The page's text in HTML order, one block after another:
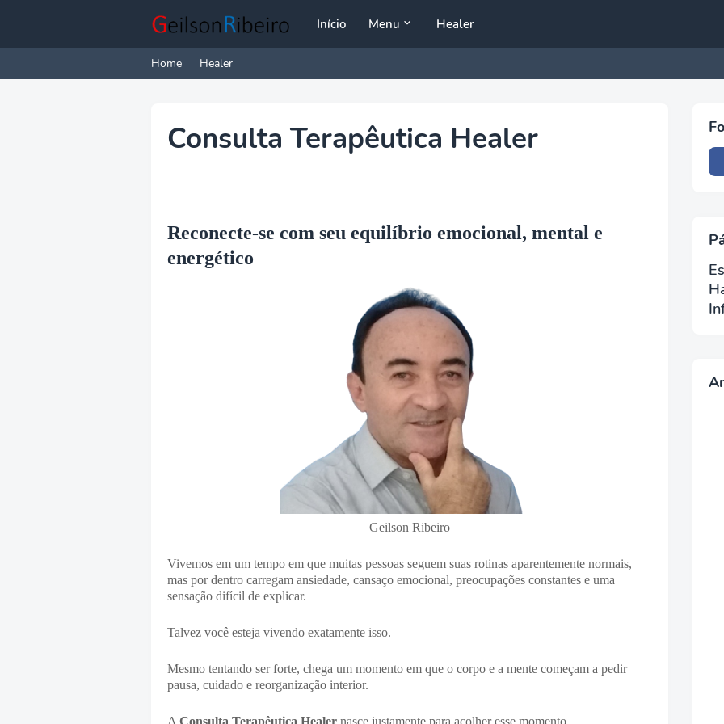
Início Menu Healer
Home Healer
Consulta Terapêutica Healer
Reconecte-se com seu equilíbrio emocional, mental e
energético
Geilson Ribeiro
Vivemos em um tempo em que muitas pessoas seguem suas rotinas aparentemente normais,
mas por dentro carregam ansiedade, cansaço emocional, preocupações constantes e uma
sensação difícil de explicar.
Talvez você esteja vivendo exatamente isso.
Mesmo tentando ser forte, chega um momento em que o corpo e a mente começam a pedir
pausa, cuidado e reorganização interior.
A Consulta Terapêutica Healer nasce justamente para acolher esse momento.